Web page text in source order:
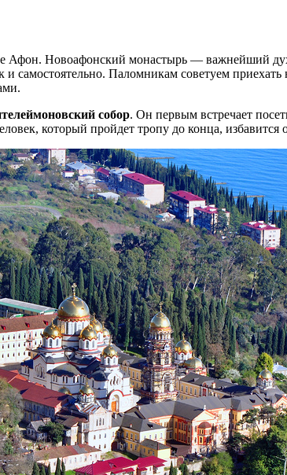
Афон. Новоафонский монастырь — важнейший
и самостоятельно. Паломникам советуем
собор. Он первым встречает
который пройдет тропу до конца, избавится